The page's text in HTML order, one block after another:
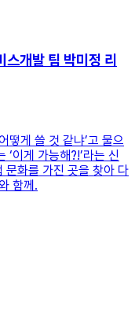
개발 팀 박미정 리
떻게 쓸 것 같냐’고 물으
이게 가능해?!’라는 신
문화를 가진 곳을 찾아 다
함께.